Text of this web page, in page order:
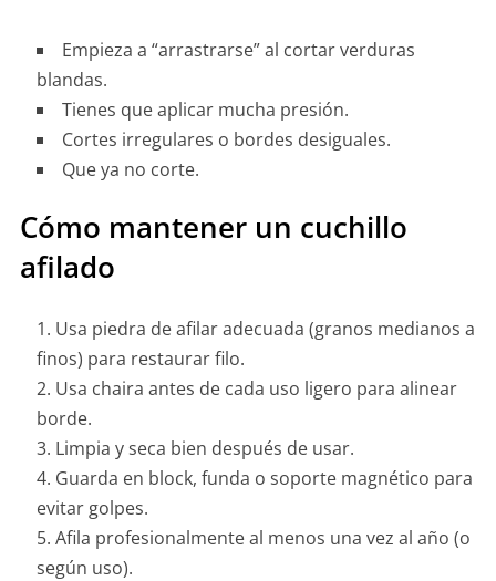
Empieza a “arrastrarse” al cortar verduras
blandas.
Tienes que aplicar mucha presión.
Cortes irregulares o bordes desiguales.
Que ya no corte.
Cómo mantener un cuchillo
afilado
Usa piedra de afilar adecuada (granos medianos a
finos) para restaurar filo.
Usa chaira antes de cada uso ligero para alinear
borde.
Limpia y seca bien después de usar.
Guarda en block, funda o soporte magnético para
evitar golpes.
Afila profesionalmente al menos una vez al año (o
según uso).